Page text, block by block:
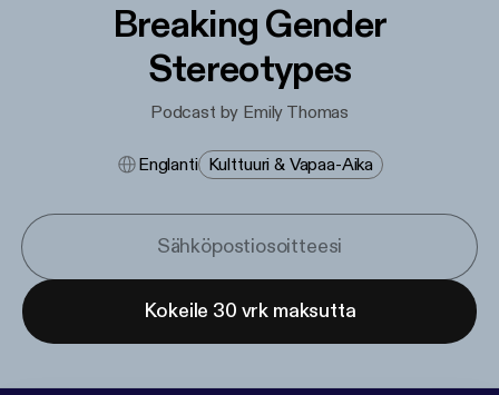
Breaking Gender
Stereotypes
Podcast by Emily Thomas
Englanti Kulttuuri & Vapaa-Aika
Kokeile 30 vrk maksutta